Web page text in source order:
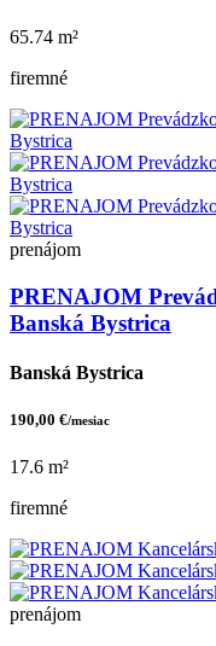
65.74 m²
firemné
prenájom
PRENAJOM
Banská Bystrica
Banská Bystrica
190,00 €/mesiac
17.6 m²
firemné
prenájom